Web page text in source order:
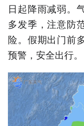
日起降雨减弱。
多发季，注意防
险。假期出门前
预警，安全出行。